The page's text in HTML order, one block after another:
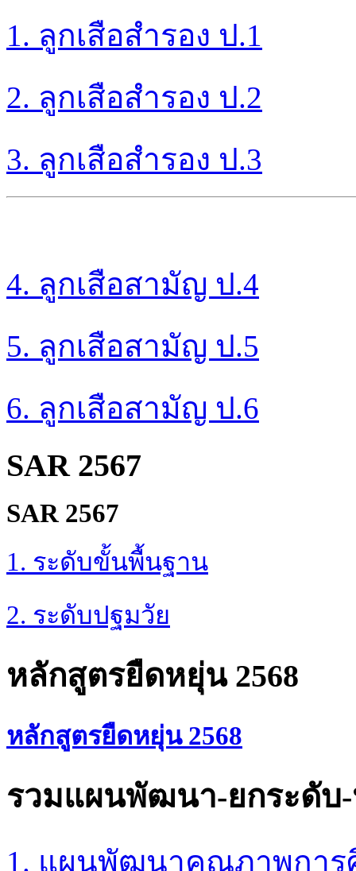
1. ลูกเสือสำรอง ป.1
2. ลูกเสือสำรอง ป.2
3. ลูกเสือสำรอง ป.3
4. ลูกเสือสามัญ ป.4
5. ลูกเสือสามัญ ป.5
6. ลูกเสือสามัญ ป.6
SAR 2567
SAR 2567
1. ระดับขั้นพื้นฐาน
2. ระดับปฐมวัย
หลักสูตรยืดหยุ่น 2568
หลักสูตรยืดหยุ่น 2568
รวมแผนพัฒนา-ยกระดับ
1. แผนพัฒนาคุณภาพการ